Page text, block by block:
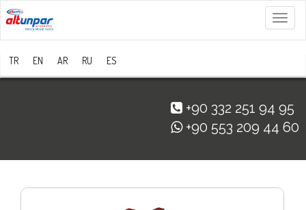
Menü
TR EN AR RU ES
+90 332 251 94 95
+90 553 209 44 60